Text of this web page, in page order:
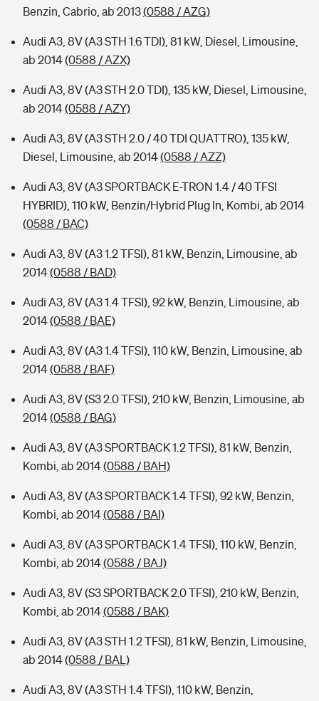
Benzin, Cabrio, ab 2013(0588 / AZG)
Audi A3, 8V (A3 STH 1.6 TDI), 81 kW, Diesel, Limousine,
ab 2014(0588 / AZX)
Audi A3, 8V (A3 STH 2.0 TDI), 135 kW, Diesel, Limousine,
ab 2014(0588 / AZY)
Audi A3, 8V (A3 STH 2.0 / 40 TDI QUATTRO), 135 kW,
Diesel, Limousine, ab 2014(0588 / AZZ)
Audi A3, 8V (A3 SPORTBACK E-TRON 1.4 / 40 TFSI
HYBRID), 110 kW, Benzin/Hybrid Plug In, Kombi, ab 2014
(0588 / BAC)
Audi A3, 8V (A3 1.2 TFSI), 81 kW, Benzin, Limousine, ab
2014(0588 / BAD)
Audi A3, 8V (A3 1.4 TFSI), 92 kW, Benzin, Limousine, ab
2014(0588 / BAE)
Audi A3, 8V (A3 1.4 TFSI), 110 kW, Benzin, Limousine, ab
2014(0588 / BAF)
Audi A3, 8V (S3 2.0 TFSI), 210 kW, Benzin, Limousine, ab
2014(0588 / BAG)
Audi A3, 8V (A3 SPORTBACK 1.2 TFSI), 81 kW, Benzin,
Kombi, ab 2014(0588 / BAH)
Audi A3, 8V (A3 SPORTBACK 1.4 TFSI), 92 kW, Benzin,
Kombi, ab 2014(0588 / BAI)
Audi A3, 8V (A3 SPORTBACK 1.4 TFSI), 110 kW, Benzin,
Kombi, ab 2014(0588 / BAJ)
Audi A3, 8V (S3 SPORTBACK 2.0 TFSI), 210 kW, Benzin,
Kombi, ab 2014(0588 / BAK)
Audi A3, 8V (A3 STH 1.2 TFSI), 81 kW, Benzin, Limousine,
ab 2014(0588 / BAL)
Audi A3, 8V (A3 STH 1.4 TFSI), 110 kW, Benzin,